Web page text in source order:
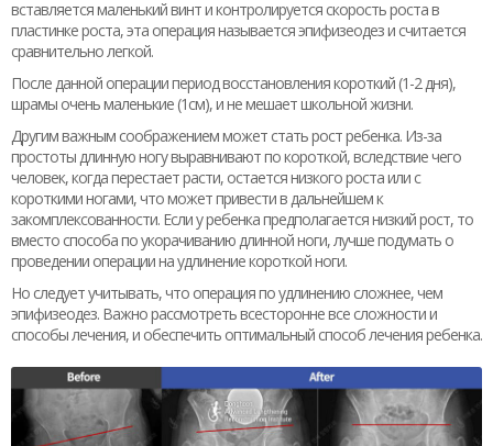
вставляется маленький винт и контролируется скорость роста в
пластинке роста, эта операция называется эпифизеодез и считается
сравнительно легкой.
После данной операции период восстановления короткий (1-2 дня),
шрамы очень маленькие (1см), и не мешает школьной жизни.
Другим важным соображением может стать рост ребенка. Из-за
простоты длинную ногу выравнивают по короткой, вследствие чего
человек, когда перестает расти, остается низкого роста или с
короткими ногами, что может привести в дальнейшем к
закомплексованности. Если у ребенка предполагается низкий рост, то
вместо способа по укорачиванию длинной ноги, лучше подумать о
проведении операции на удлинение короткой ноги.
Но следует учитывать, что операция по удлинению сложнее, чем
эпифизеодез. Важно рассмотреть всесторонне все сложности и
способы лечения, и обеспечить оптимальный способ лечения ребенка.